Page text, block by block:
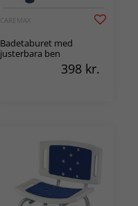
CAREMAX
Badetaburet med
justerbara ben
398 kr.